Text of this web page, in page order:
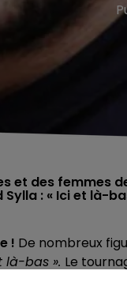
et des femmes
: « Ici et là-
! De nombreux
là-bas ». Le